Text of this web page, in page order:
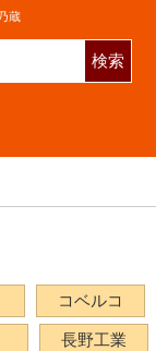
蔵
検索
コベルコ
長野工業